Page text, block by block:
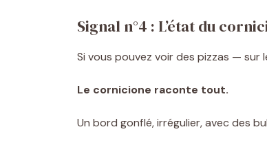
Signal n°4 : L’état du
Si vous pouvez voir des pizzas —
Le cornicione raconte tout.
Un bord gonflé, irrégulier, avec des